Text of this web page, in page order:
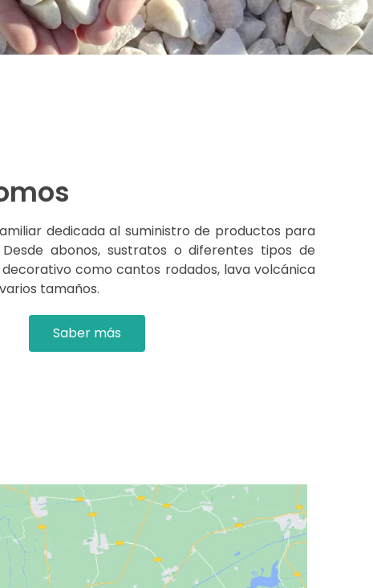
dedicada al suministro de productos para
abonos, sustratos o diferentes tipos de
como cantos rodados, lava volcánica
tamaños.
Saber más